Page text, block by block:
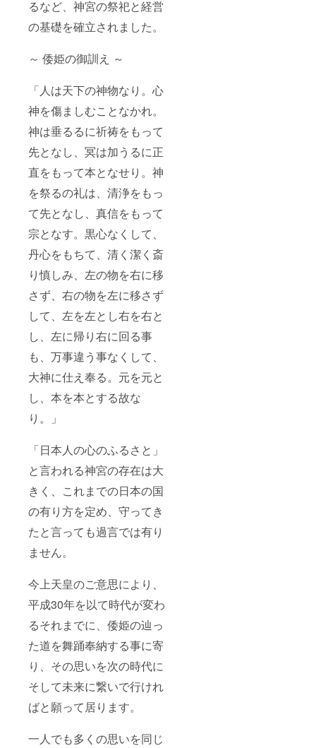
るなど、神宮の祭祀と経営
の基礎を確立されました。
～ 倭姫の御訓え ～
「人は天下の神物なり。心
神を傷ましむことなかれ。
神は垂るるに祈祷をもって
先となし、冥は加うるに正
直をもって本となせり。神
を祭るの礼は、清浄をもっ
て先となし、真信をもって
宗となす。黒心なくして、
丹心をもちて、清く潔く斎
り慎しみ、左の物を右に移
さず、右の物を左に移さず
して、左を左とし右を右と
し、左に帰り右に回る事
も、万事違う事なくして、
大神に仕え奉る。元を元と
し、本を本とする故な
り。」
「日本人の心のふるさと」
と言われる神宮の存在は大
きく、これまでの日本の国
の有り方を定め、守ってき
たと言っても過言では有り
ません。
今上天皇のご意思により、
平成30年を以て時代が変わ
るそれまでに、倭姫の辿っ
た道を舞踊奉納する事に寄
り、その思いを次の時代に
そして未来に繋いで行けれ
ばと願って居ります。
一人でも多くの思いを同じ